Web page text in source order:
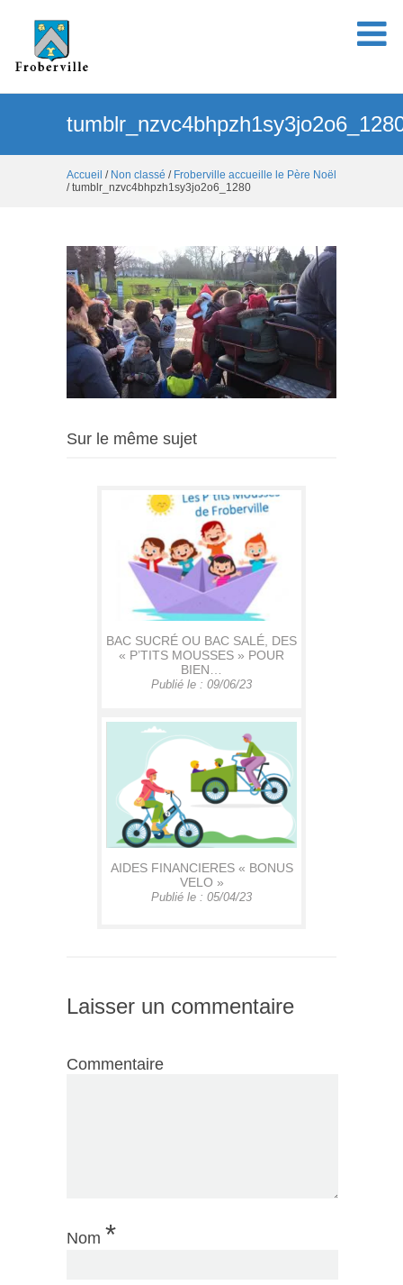
Accueil / Non classé / Froberville accueille le Père Noël
/ tumblr_nzvc4bhpzh1sy3jo2o6_1280
Sur le même sujet
BAC SUCRÉ OU BAC SALÉ, DES
« P’TITS MOUSSES » POUR
BIEN…
Publié le : 09/06/23
AIDES FINANCIERES « BONUS
VELO »
Publié le : 05/04/23
Laisser un commentaire
Commentaire
Nom *